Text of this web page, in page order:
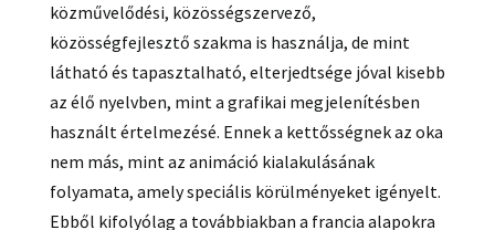
közművelődési, közösségszervező,
közösségfejlesztő szakma is használja, de mint
látható és tapasztalható, elterjedtsége jóval kisebb
az élő nyelvben, mint a grafikai megjelenítésben
használt értelmezésé. Ennek a kettősségnek az oka
nem más, mint az animáció kialakulásának
folyamata, amely speciális körülményeket igényelt.
Ebből kifolyólag a továbbiakban a francia alapokra